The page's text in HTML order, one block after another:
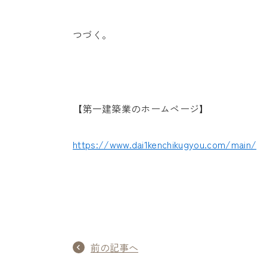
つづく。
【第一建築業のホームページ】
https://www.dai1kenchikugyou.com/main/
前の記事へ